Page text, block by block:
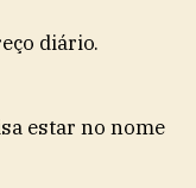
diário.
estar no nome